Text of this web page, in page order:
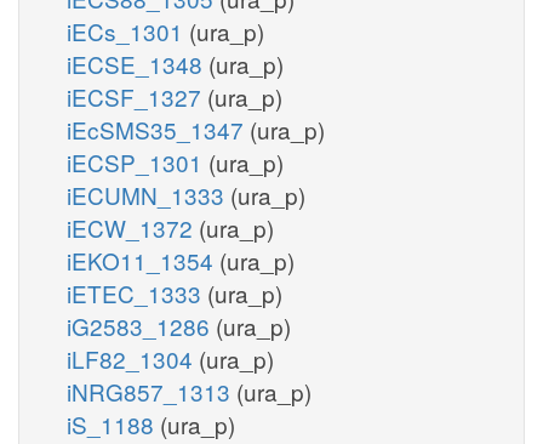
iECs_1301 (ura_p)
iECSE_1348 (ura_p)
iECSF_1327 (ura_p)
iEcSMS35_1347 (ura_p)
iECSP_1301 (ura_p)
iECUMN_1333 (ura_p)
iECW_1372 (ura_p)
iEKO11_1354 (ura_p)
iETEC_1333 (ura_p)
iG2583_1286 (ura_p)
iLF82_1304 (ura_p)
iNRG857_1313 (ura_p)
iS_1188 (ura_p)